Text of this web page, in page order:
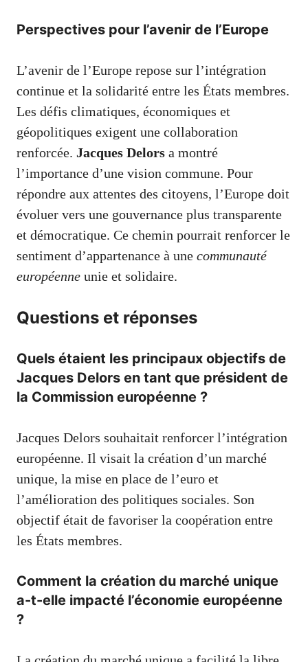
Perspectives pour l’avenir de l’Europe
L’avenir de l’Europe repose sur l’intégration
continue et la solidarité entre les États membres.
Les défis climatiques, économiques et
géopolitiques exigent une collaboration
renforcée. Jacques Delors a montré
l’importance d’une vision commune. Pour
répondre aux attentes des citoyens, l’Europe doit
évoluer vers une gouvernance plus transparente
et démocratique. Ce chemin pourrait renforcer le
sentiment d’appartenance à une communauté
européenne unie et solidaire.
Questions et réponses
Quels étaient les principaux objectifs de
Jacques Delors en tant que président de
la Commission européenne ?
Jacques Delors souhaitait renforcer l’intégration
européenne. Il visait la création d’un marché
unique, la mise en place de l’euro et
l’amélioration des politiques sociales. Son
objectif était de favoriser la coopération entre
les États membres.
Comment la création du marché unique
a-t-elle impacté l’économie européenne
?